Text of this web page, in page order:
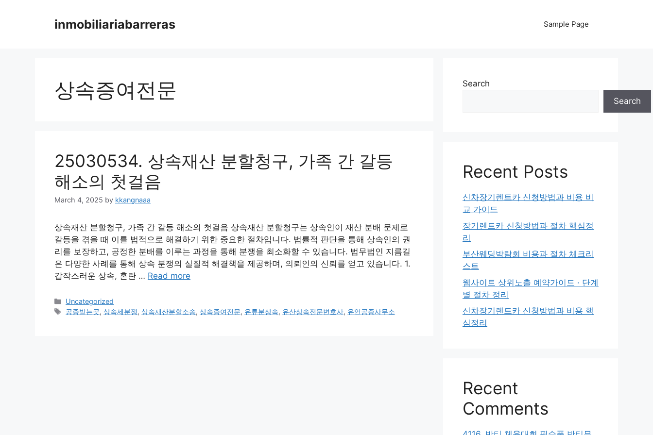
inmobiliariabarreras Sample Page
상속증여전문
25030534. 상속재산 분할청구, 가족 간 갈등
해소의 첫걸음
March 4, 2025 by kkangnaaa
상속재산 분할청구, 가족 간 갈등 해소의 첫걸음 상속재산 분할청구는 상속인이 재산 분배 문제로
갈등을 겪을 때 이를 법적으로 해결하기 위한 중요한 절차입니다. 법률적 판단을 통해 상속인의 권
리를 보장하고, 공정한 분배를 이루는 과정을 통해 분쟁을 최소화할 수 있습니다. 법무법인 지름길
은 다양한 사례를 통해 상속 분쟁의 실질적 해결책을 제공하며, 의뢰인의 신뢰를 얻고 있습니다. 1.
갑작스러운 상속, 혼란 … Read more
Categories
Uncategorized
Tags
공증받는곳,상속세분쟁,상속재산분할소송,상속증여전문, 유류분상속, 유산상속전문변호사, 유언공증사무소
Search
Search
Recent Posts
신차장기렌트카 신청방법과 비용 비
교 가이드
장기렌트카 신청방법과 절차 핵심정
리
부산웨딩박람회 비용과 절차 체크리
스트
웹사이트 상위노출 예약가이드 · 단계
별 절차 정리
신차장기렌트카 신청방법과 비용 핵
심정리
Recent
Comments